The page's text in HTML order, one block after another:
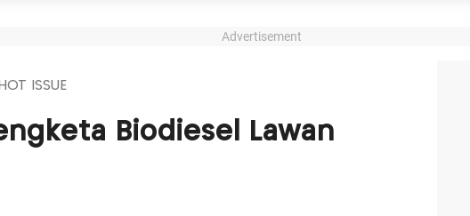
Advertisement
HOT ISSUE
Biodiesel Lawan